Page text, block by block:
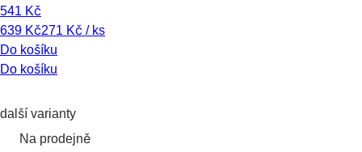
541 Kč
639 Kč271 Kč / ks
Do košíku
Do košíku
další varianty
Na prodejně